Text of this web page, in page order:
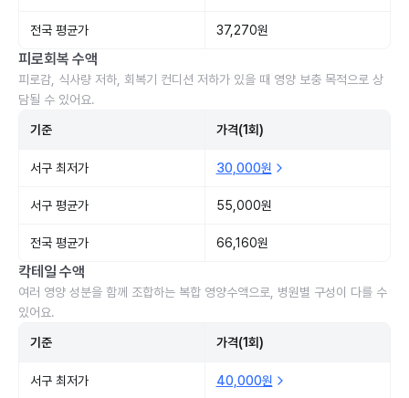
전국 평균가 37,270원
피로회복 수액
피로감, 식사량 저하, 회복기 컨디션 저하가 있을 때 영양 보충 목적으로 상
담될 수 있어요.
기준 가격(1회)
서구 최저가 30,000원
서구 평균가 55,000원
전국 평균가 66,160원
칵테일 수액
여러 영양 성분을 함께 조합하는 복합 영양수액으로, 병원별 구성이 다를 수
있어요.
기준 가격(1회)
서구 최저가 40,000원